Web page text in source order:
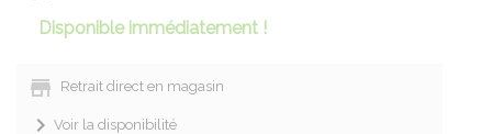
Disponible immédiatement !
Retrait direct en magasin
Voir la disponibilité